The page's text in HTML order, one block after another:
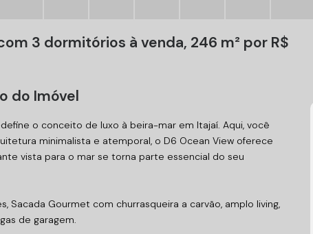
3 dormitórios à venda, 246 m² por R$
do Imóvel
o conceito de luxo à beira-mar em Itajaí. Aqui, você
minimalista e atemporal, o D6 Ocean View oferece
vista para o mar se torna parte essencial do seu
Gourmet com churrasqueira a carvão, amplo living,
de garagem.